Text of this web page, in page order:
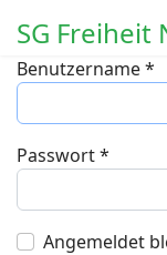
SG Freiheit
Benutzername*
Passwort*
Angemeldet